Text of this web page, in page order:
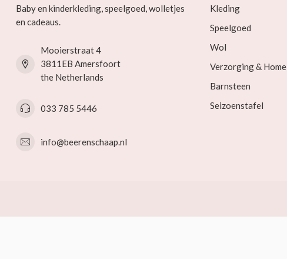
Baby en kinderkleding, speelgoed, wolletjes
en cadeaus.
Mooierstraat 4
3811EB Amersfoort
the Netherlands
033 785 5446
info@beerenschaap.nl
Kleding
Speelgoed
Wol
Verzorging & Home
Barnsteen
Seizoenstafel